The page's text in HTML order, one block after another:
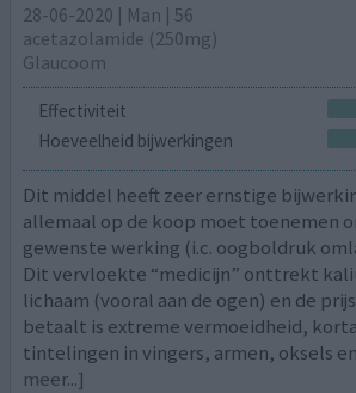
28-06-2020 | Man | 56
acetazolamide (250mg)
Glaucoom
Effectiviteit
Hoeveelheid bijwerkingen
Dit middel heeft zeer ernstige
allemaal op de koop moet toenemen
gewenste werking (i.c. oogboldruk
Dit vervloekte “medicijn” onttrekt
lichaam (vooral aan de ogen) en de
betaalt is extreme vermoeidheid,
tintelingen in vingers, armen, oksels
meer...]